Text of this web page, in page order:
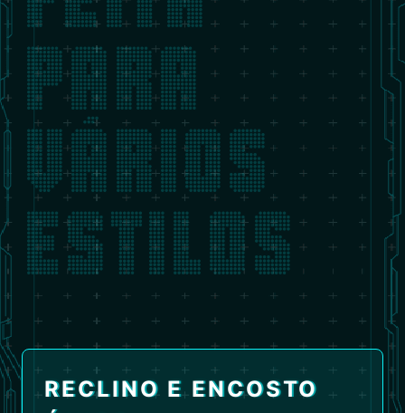
PARA
VÁRIOS
ESTILOS
RECLINO E ENCOSTO